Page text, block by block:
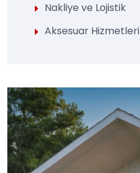
Nakliye ve Lojistik
Aksesuar Hizmetleri